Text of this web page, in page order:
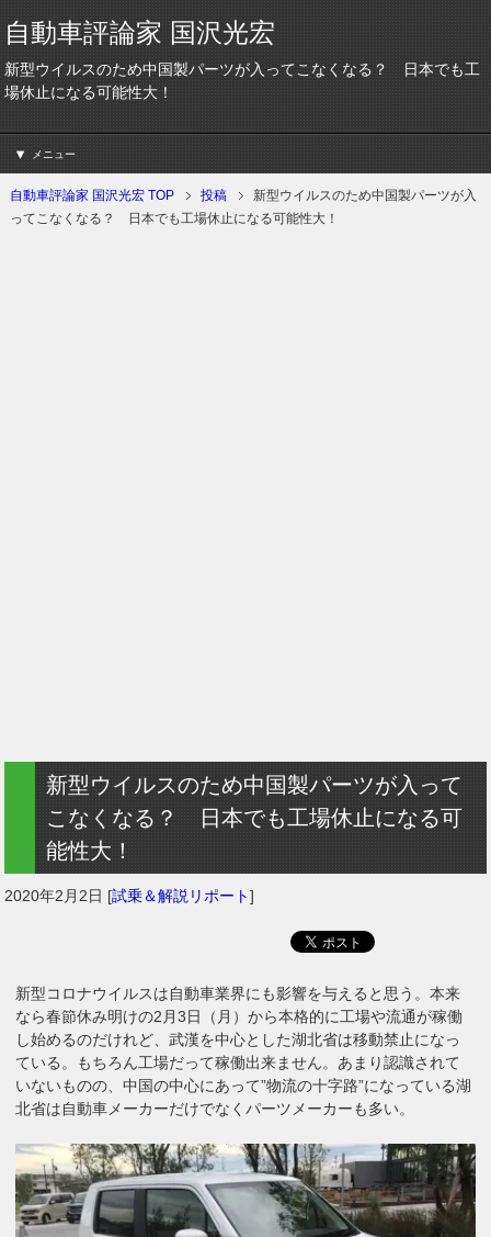
自動車評論家 国沢光宏
新型ウイルスのため中国製パーツが入ってこなくなる？ 日本でも工
場休止になる可能性大！
メニュー
自動車評論家 国沢光宏 TOP 投稿
新型ウイルスのため中国製パーツが入
ってこなくなる？ 日本でも工場休止になる可能性大！
新型ウイルスのため中国製パーツが入って
こなくなる？ 日本でも工場休止になる可
能性大！
2020年2月2日 [試乗＆解説リポート]
新型コロナウイルスは自動車業界にも影響を与えると思う。本来
なら春節休み明けの2月3日（月）から本格的に工場や流通が稼働
し始めるのだけれど、武漢を中心とした湖北省は移動禁止になっ
ている。もちろん工場だって稼働出来ません。あまり認識されて
いないものの、中国の中心にあって”物流の十字路”になっている湖
北省は自動車メーカーだけでなくパーツメーカーも多い。